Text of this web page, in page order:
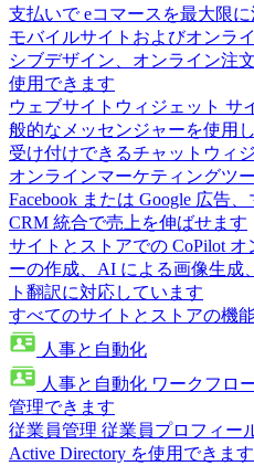
支払いで eコマースを最大限
モバイルサイトおよびオンラ
シブデザイン、オンライン注
使用できます
ウェブサイトウィジェット サ
般的なメッセンジャーを使用
受け付けできるチャットウィ
オンラインマーケティングツ
Facebook または Google 広告
CRM 統合で売上を伸ばせます
サイトとストアでの CoPilot オ
ーの作成、AI による画像生成
ト翻訳に対応しています
すべてのサイトとストアの機
人事と自動化
人事と自動化 ワークフロ
管理できます
従業員管理 従業員プロフィー
Active Directory を使用できます